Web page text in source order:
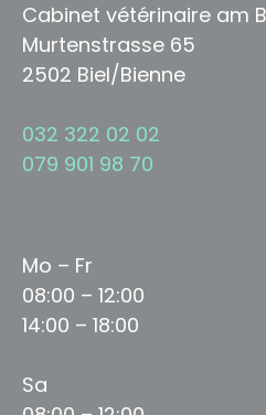
Cabinet vétérinaire am
Murtenstrasse 65
2502 Biel/Bienne
032 322 02 02
079 901 98 70
Mo – Fr
08:00 – 12:00
14:00 – 18:00
Sa